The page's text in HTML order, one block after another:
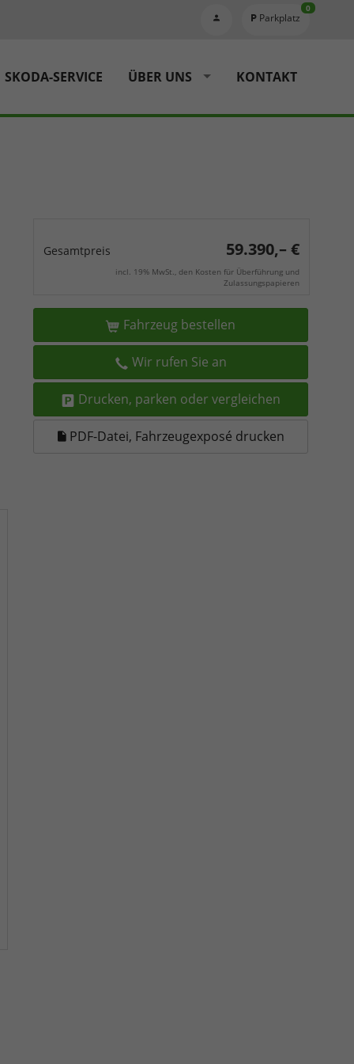
Parkplatz
0
SKODA-SERVICE ÜBER UNS KONTAKT
Gesamtpreis 59.390,– €
incl. 19% MwSt., den Kosten für Überführung und
Zulassungspapieren
Fahrzeug bestellen
Wir rufen Sie an
Drucken, parken oder vergleichen
PDF-Datei, Fahrzeugexposé drucken